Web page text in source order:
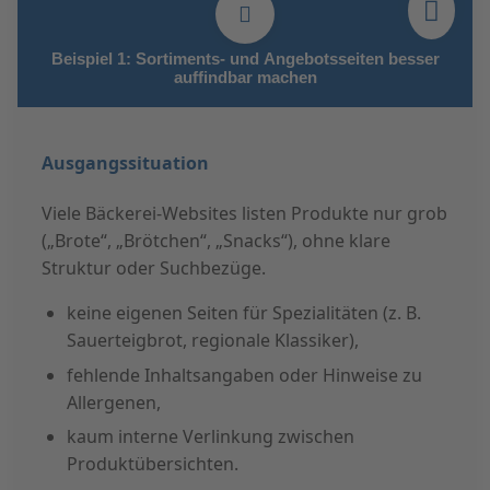
Beispiel 1: Sortiments- und Angebotsseiten besser
auffindbar machen
Ausgangssituation
Viele Bäckerei-Websites listen Produkte nur grob
(„Brote“, „Brötchen“, „Snacks“), ohne klare
Struktur oder Suchbezüge.
keine eigenen Seiten für Spezialitäten (z. B.
Sauerteigbrot, regionale Klassiker),
fehlende Inhaltsangaben oder Hinweise zu
Allergenen,
kaum interne Verlinkung zwischen
Produktübersichten.